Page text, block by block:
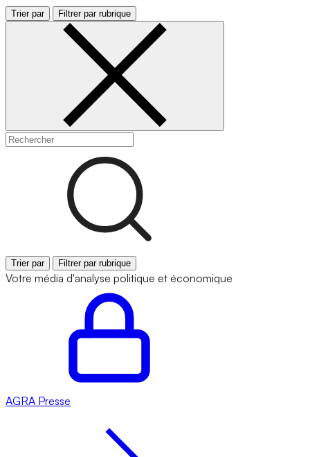
Trier par Filtrer par rubrique
Trier par Filtrer par rubrique
Votre média d'analyse politique et économique
AGRA Presse